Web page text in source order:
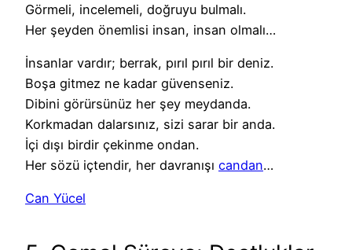
Görmeli, incelemeli, doğruyu bulmalı.
Her şeyden önemlisi insan, insan olmalı…
İnsanlar vardır; berrak, pırıl pırıl bir deniz.
Boşa gitmez ne kadar güvenseniz.
Dibini görürsünüz her şey meydanda.
Korkmadan dalarsınız, sizi sarar bir anda.
İçi dışı birdir çekinme ondan.
Her sözü içtendir, her davranışı candan…
Can Yücel